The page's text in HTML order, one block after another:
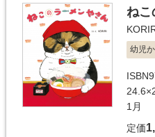
ねこ
幼児
1月
定価